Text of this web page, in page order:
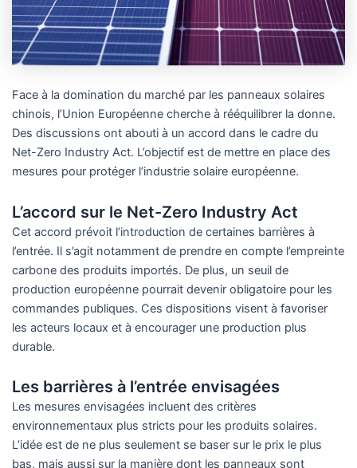
Face à la domination du marché par les panneaux solaires
chinois, l’Union Européenne cherche à rééquilibrer la donne.
Des discussions ont abouti à un accord dans le cadre du
Net-Zero Industry Act. L’objectif est de mettre en place des
mesures pour protéger l’industrie solaire européenne.
L’accord sur le Net-Zero Industry Act
Cet accord prévoit l’introduction de certaines barrières à
l’entrée. Il s’agit notamment de prendre en compte l’empreinte
carbone des produits importés. De plus, un seuil de
production européenne pourrait devenir obligatoire pour les
commandes publiques. Ces dispositions visent à favoriser
les acteurs locaux et à encourager une production plus
durable.
Les barrières à l’entrée envisagées
Les mesures envisagées incluent des critères
environnementaux plus stricts pour les produits solaires.
L’idée est de ne plus seulement se baser sur le prix le plus
bas, mais aussi sur la manière dont les panneaux sont